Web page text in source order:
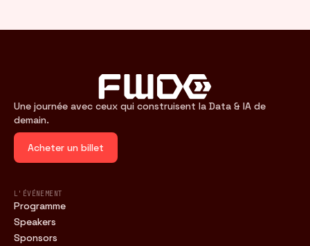
Une journée avec ceux qui construisent la Data & IA de
demain.
Acheter un billet
L'ÉVÉNEMENT
Programme
Speakers
Sponsors